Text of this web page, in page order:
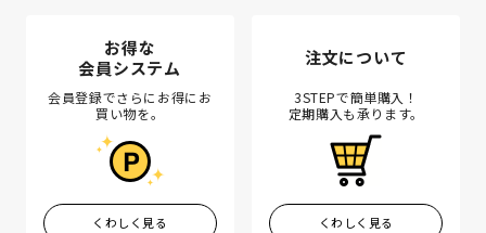
お得な
会員システム
会員登録でさらにお得にお
買い物を。
くわしく見る
注文について
3STEPで簡単購入！
定期購入も承ります。
くわしく見る